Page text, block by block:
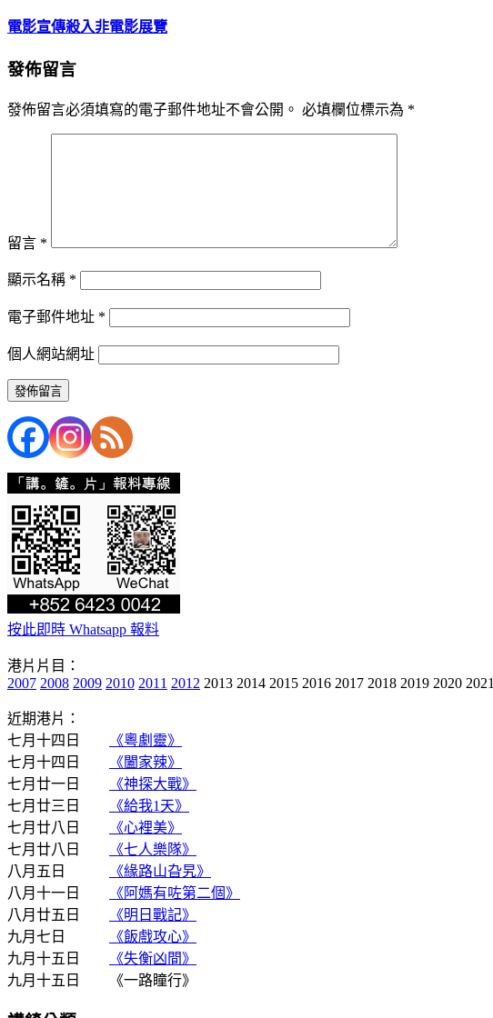
電影宣傳殺入非電影展覽
發佈留言
發佈留言必須填寫的電子郵件地址不會公開。 必填欄位標示為 *
留言 *
顯示名稱 *
電子郵件地址 *
個人網站網址
按此即時 Whatsapp 報料
港片片目：
2007 2008 2009 2010 2011 2012 2013 2014 2015 2016 2017 2018 2019 2020 2021
近期港片：
七月十四日
《粵劇靈》
七月十四日
《闔家辣》
七月廿一日
《神探大戰》
七月廿三日
《給我1天》
七月廿八日
《心裡美》
七月廿八日
《七人樂隊》
八月五日
《緣路山旮旯》
八月十一日
《阿媽有咗第二個》
八月廿五日
《明日戰記》
九月七日
《飯戲攻心》
九月十五日
《失衡凶間》
九月十五日 《一路瞳行》